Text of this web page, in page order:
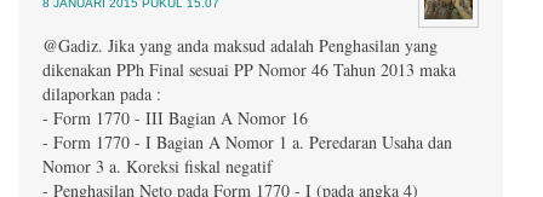
8 JANUARI 2015 PUKUL 15.07
@Gadiz. Jika yang anda maksud adalah Penghasilan yang
dikenakan PPh Final sesuai PP Nomor 46 Tahun 2013 maka
dilaporkan pada :
- Form 1770 - III Bagian A Nomor 16
- Form 1770 - I Bagian A Nomor 1 a. Peredaran Usaha dan
Nomor 3 a. Koreksi fiskal negatif
- Penghasilan Neto pada Form 1770 - I (pada angka 4)